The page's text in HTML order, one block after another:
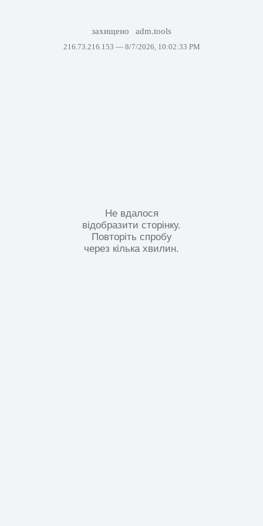
захищено adm.tools
216.73.216.153 — 8/7/2026, 10:02:33 PM
Не вдалося
відобразити сторінку.
Повторіть спробу
через кілька хвилин.